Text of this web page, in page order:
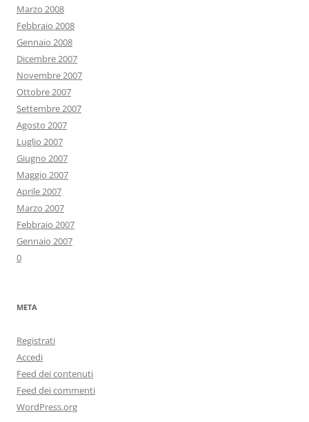
Marzo 2008
Febbraio 2008
Gennaio 2008
Dicembre 2007
Novembre 2007
Ottobre 2007
Settembre 2007
Agosto 2007
Luglio 2007
Giugno 2007
Maggio 2007
Aprile 2007
Marzo 2007
Febbraio 2007
Gennaio 2007
0
META
Registrati
Accedi
Feed dei contenuti
Feed dei commenti
WordPress.org